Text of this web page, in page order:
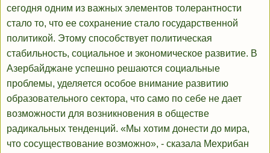
сегодня одним из важных элементов толерантности
стало то, что ее сохранение стало государственной
политикой. Этому способствует политическая
стабильность, социальное и экономическое развитие. В
Азербайджане успешно решаются социальные
проблемы, уделяется особое внимание развитию
образовательного сектора, что само по себе не дает
возможности для возникновения в обществе
радикальных тенденций. «Мы хотим донести до мира,
что сосуществование возможно», - сказала Мехрибан